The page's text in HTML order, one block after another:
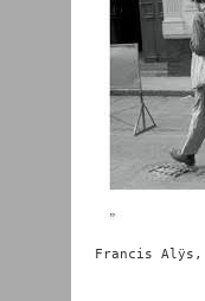
Francis Alÿs,